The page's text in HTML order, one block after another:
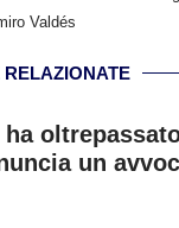
Valdés
RELAZIONATE
ha
un